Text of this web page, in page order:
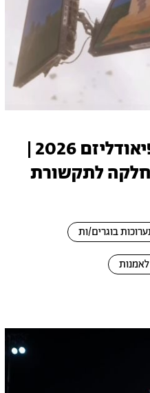
אירוע נעילה – טכנופיאודליזם 2026 |
לתקשורת
בוגרים/ות